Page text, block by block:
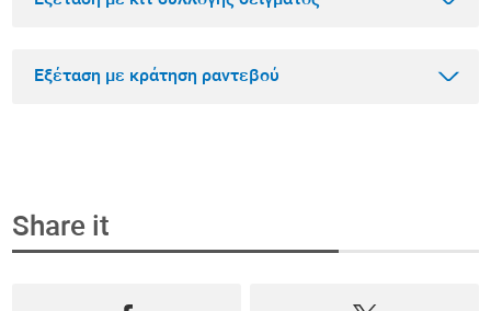
Επιλέξτε την εξέταση που θέλετε να κάνετε
Εξέταση με κράτηση ραντεβού
Βήμα 1
Share it